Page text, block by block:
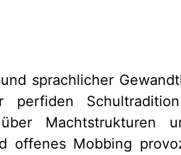
sprachlicher
Machtstrukturen
offenes Mobbing